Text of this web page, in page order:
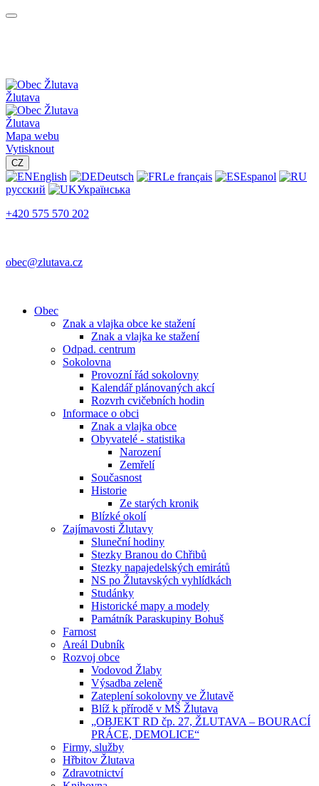
Žlutava
Žlutava
Mapa webu
Vytisknout
CZ
English Deutsch Le français
Espanol
русский
Українська
+420 575 570 202
obec@zlutava.cz
Obec
Znak a vlajka obce ke stažení
Znak a vlajka ke stažení
Odpad. centrum
Sokolovna
Provozní řád sokolovny
Kalendář plánovaných akcí
Rozvrh cvičebních hodin
Informace o obci
Znak a vlajka obce
Obyvatelé - statistika
Narození
Zemřelí
Současnost
Historie
Ze starých kronik
Blízké okolí
Zajímavosti Žlutavy
Sluneční hodiny
Stezky Branou do Chřibů
Stezky napajedelských emirátů
NS po Žlutavských vyhlídkách
Studánky
Historické mapy a modely
Památník Paraskupiny Bohuš
Farnost
Areál Dubník
Rozvoj obce
Vodovod Žlaby
Výsadba zeleně
Zateplení sokolovny ve Žlutavě
Blíž k přírodě v MŠ Žlutava
„OBJEKT RD čp. 27, ŽLUTAVA – BOURACÍ
PRÁCE, DEMOLICE“
Firmy, služby
Hřbitov Žlutava
Zdravotnictví